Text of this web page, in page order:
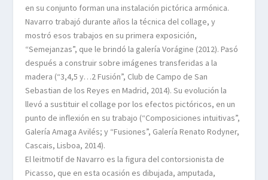
en su conjunto forman una instalación pictórica armónica.
Navarro trabajó durante años la técnica del collage, y
mostró esos trabajos en su primera exposición,
“Semejanzas”, que le brindó la galería Vorágine (2012). Pasó
después a construir sobre imágenes transferidas a la
madera (“3,4,5 y…2 Fusión”, Club de Campo de San
Sebastian de los Reyes en Madrid, 2014). Su evolución la
llevó a sustituir el collage por los efectos pictóricos, en un
punto de inflexión en su trabajo (“Composiciones intuitivas”,
Galería Amaga Avilés; y “Fusiones”, Galería Renato Rodyner,
Cascais, Lisboa, 2014).
El leitmotif de Navarro es la figura del contorsionista de
Picasso, que en esta ocasión es dibujada, amputada,